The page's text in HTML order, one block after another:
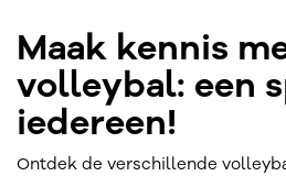
Maak kennis
volleybal: een
iedereen!
Ontdek de verschillende